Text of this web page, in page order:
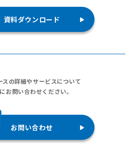
資料ダウンロード
スの詳細やサービスについて
お問い合わせください。
お問い合わせ